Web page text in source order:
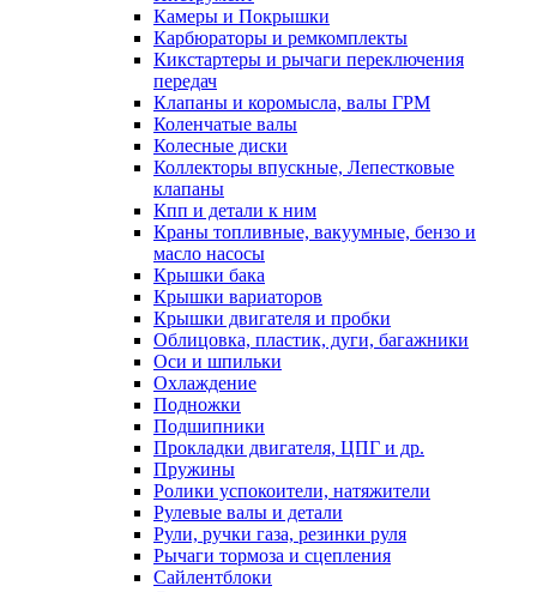
Камеры и Покрышки
Карбюраторы и ремкомплекты
Кикстартеры и рычаги переключения
передач
Клапаны и коромысла, валы ГРМ
Коленчатые валы
Колесные диски
Коллекторы впускные, Лепестковые
клапаны
Кпп и детали к ним
Краны топливные, вакуумные, бензо и
масло насосы
Крышки бака
Крышки вариаторов
Крышки двигателя и пробки
Облицовка, пластик, дуги, багажники
Оси и шпильки
Охлаждение
Подножки
Подшипники
Прокладки двигателя, ЦПГ и др.
Пружины
Ролики успокоители, натяжители
Рулевые валы и детали
Рули, ручки газа, резинки руля
Рычаги тормоза и сцепления
Сайлентблоки